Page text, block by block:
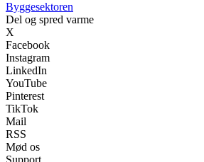
Byggesektoren
Del og spred varme
X
Facebook
Instagram
LinkedIn
YouTube
Pinterest
TikTok
Mail
RSS
Mød os